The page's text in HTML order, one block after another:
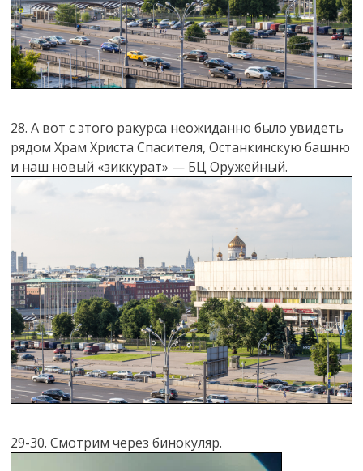
28. А вот с этого ракурса неожиданно было увидеть
рядом Храм Христа Спасителя, Останкинскую башню
и наш новый «зиккурат» — БЦ Оружейный.
29-30. Смотрим через бинокуляр.